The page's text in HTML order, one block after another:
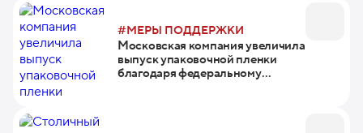
#МЕРЫ ПОДДЕРЖКИ
Московская компания увеличила
выпуск упаковочной пленки
благодаря федеральному